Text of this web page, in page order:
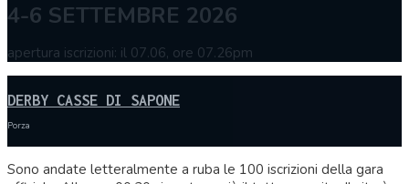
4-6 SETTEMBRE 2026
apertura iscrizioni: il 07.06, ore 07.26pm
DERBY CASSE DI SAPONE
Porza
Sono andate letteralmente a ruba le 100 iscrizioni della gara